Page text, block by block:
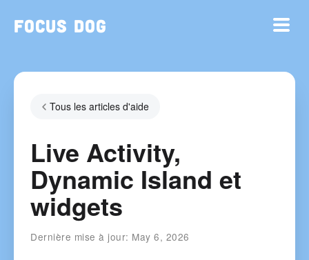
Focus Dog
Tous les articles d'aide
Live Activity,
Dynamic Island et
widgets
Dernière mise à jour: May 6, 2026